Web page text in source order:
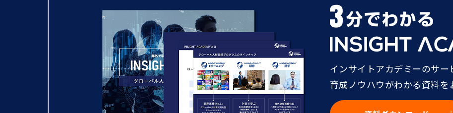
インサイトアカデミーのサー
育成ノウハウがわかる資料を